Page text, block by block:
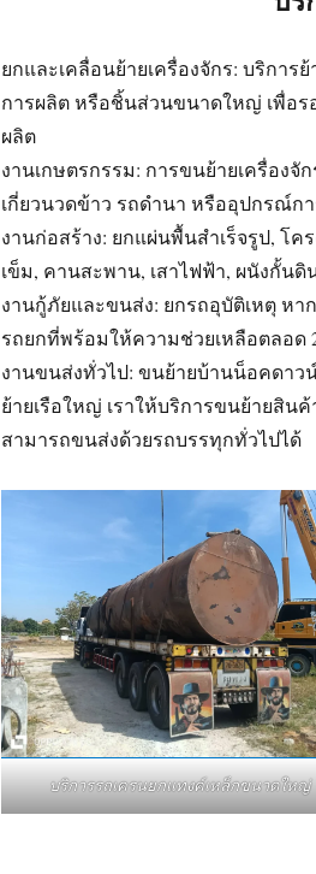
ยกและเคลื่อนย้ายเครื่องจักร: บริกา
การผลิต หรือชิ้นส่วนขนาดใหญ่ เพื่อร
ผลิต
งานเกษตรกรรม: การขนย้ายเครื่องจั
เกี่ยวนวดข้าว รถดำนา หรืออุปกรณ์ก
งานก่อสร้าง: ยกแผ่นพื้นสำเร็จรูป, โค
เข็ม, คานสะพาน, เสาไฟฟ้า, ผนังกั้นดิ
งานกู้ภัยและขนส่ง: ยกรถอุบัติเหตุ หา
รถยกที่พร้อมให้ความช่วยเหลือตลอด
งานขนส่งทั่วไป: ขนย้ายบ้านน็อคดา
ย้ายเรือใหญ่ เราให้บริการขนย้ายสิ
สามารถขนส่งด้วยรถบรรทุกทั่วไปได้
บริการรถเครนยกแทงค์เหล็กขนาดใหญ่